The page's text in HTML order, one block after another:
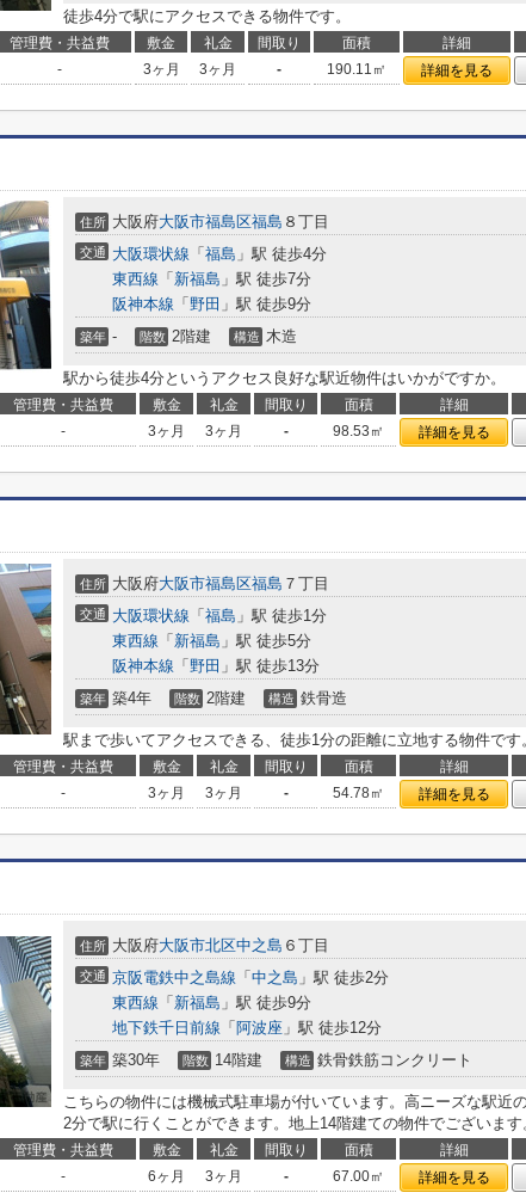
徒歩4分で駅にアクセスできる物件です。
管理費・共益費 敷金 礼金 間取り 面積 詳細
- 3ヶ月 3ヶ月 - 190.11㎡ 詳細を見る
住所 大阪府大阪市福島区福島 ８丁目
交通 大阪環状線 「 福島 」駅 徒歩4分
東西線 「 新福島 」駅 徒歩7分
阪神本線 「 野田 」駅 徒歩9分
築年 - 階数 2階建 構造 木造
駅から徒歩4分というアクセス良好な駅近物件はいかがですか。
管理費・共益費 敷金 礼金 間取り 面積 詳細
- 3ヶ月 3ヶ月 - 98.53㎡ 詳細を見る
住所 大阪府大阪市福島区福島 ７丁目
交通 大阪環状線 「 福島 」駅 徒歩1分
東西線 「 新福島 」駅 徒歩5分
阪神本線 「 野田 」駅 徒歩13分
築年 築4年 階数 2階建 構造 鉄骨造
駅まで歩いてアクセスできる、徒歩1分の距離に立地する物件です
管理費・共益費 敷金 礼金 間取り 面積 詳細
- 3ヶ月 3ヶ月 - 54.78㎡ 詳細を見る
住所 大阪府大阪市北区中之島 ６丁目
交通 京阪電鉄中之島線 「 中之島 」駅 徒歩2分
東西線 「 新福島 」駅 徒歩9分
地下鉄千日前線 「 阿波座 」駅 徒歩12分
築年 築30年 階数 14階建 構造 鉄骨鉄筋コンクリート
こちらの物件には機械式駐車場が付いています。高ニーズな駅近
2分で駅に行くことができます。地上14階建ての物件でございます
管理費・共益費 敷金 礼金 間取り 面積 詳細
- 6ヶ月 3ヶ月 - 67.00㎡ 詳細を見る